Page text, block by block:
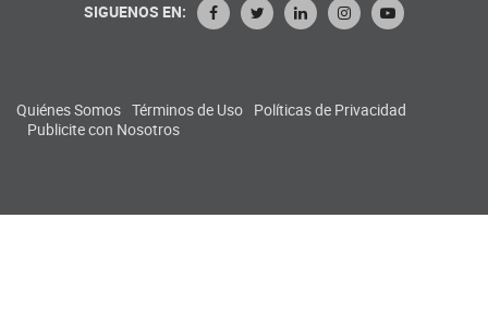
SIGUENOS EN:
Quiénes Somos Términos de Uso Políticas de Privacidad
Publicite con Nosotros